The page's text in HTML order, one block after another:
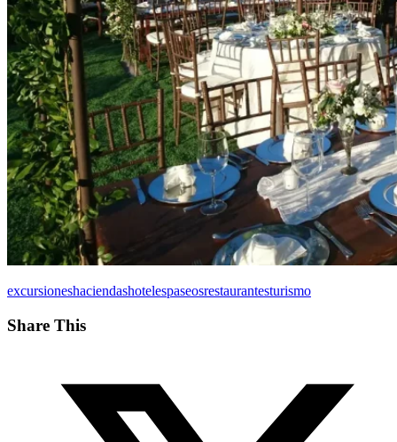
excursioneshaciendashotelespaseosrestaurantesturismo
Share This